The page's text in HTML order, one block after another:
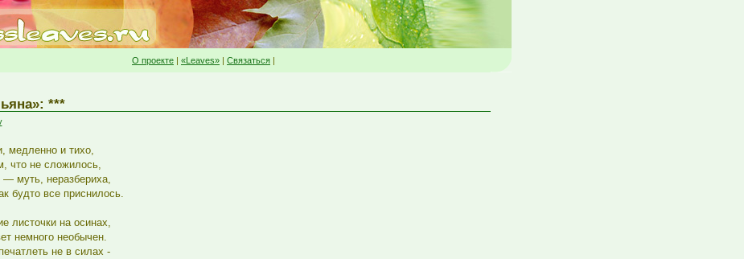
О проекте | «Leaves» | Связаться |
***
медленно и тихо,
что не сложилось,
муть, неразбериха,
будто все приснилось.
листочки на осинах,
немного необычен.
не в силах -